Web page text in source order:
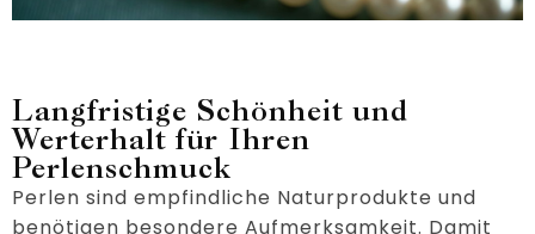
Langfristige Schönheit und
Werterhalt für Ihren
Perlenschmuck
Perlen sind empfindliche Naturprodukte und
benötigen besondere Aufmerksamkeit. Damit